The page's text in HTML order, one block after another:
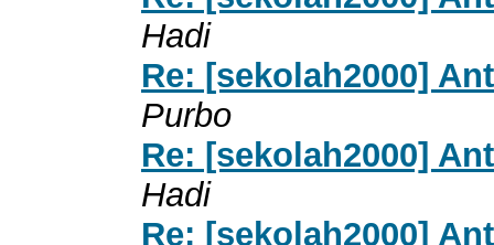
Hadi
Re: [sekolah2000]
Purbo
Re: [sekolah2000]
Hadi
Re: [sekolah2000]